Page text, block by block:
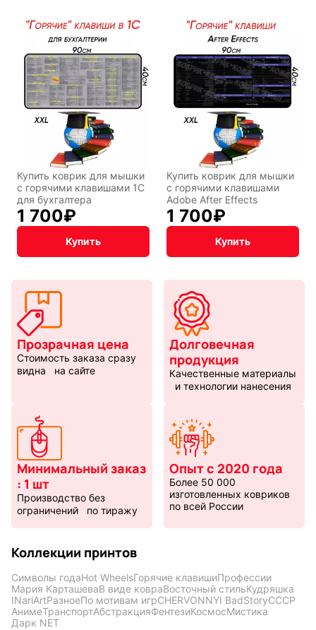
Купить коврик для мышки
с горячими клавишами 1С
для бухгалтера
1 700₽
Купить
Купить коврик для мышки
с горячими клавишами
Adobe After Effects
1 700₽
Купить
Прозрачная цена
Стоимость заказа сразу
видна на сайте
Долговечная
продукция
Качественные материалы
и технологии нанесения
Минимальный заказ
: 1 шт
Производство без
ограничений по тиражу
Опыт с 2020 года
Более 50 000
изготовленных ковриков
по всей России
Коллекции принтов
Символы годаHot WheelsГорячие клавишиПрофессии
Мария КарташеваВ виде ковраВосточный стильКудряшка
INariArtРазноеПо мотивам игрCHERVONNYI BadStoryСССР
АнимеТранспортАбстракцияФентезиКосмосМистика
Дарк NET